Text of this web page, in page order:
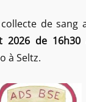
de sang
2026 de 16h30
à Seltz.